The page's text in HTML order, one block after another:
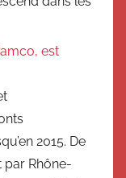
est
2015. De
par Rhône-